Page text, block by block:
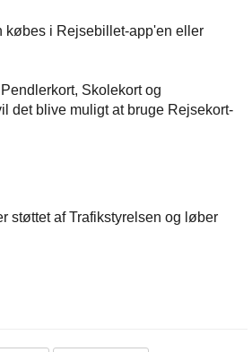
købes i Rejsebillet-app'en eller
Skolekort og
det blive muligt at bruge Rejsekort-
støttet af Trafikstyrelsen og løber